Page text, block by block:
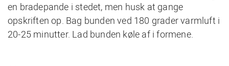
en bradepande i stedet, men husk at gange
opskriften op. Bag bunden ved 180 grader varmluft i
20-25 minutter. Lad bunden køle af i formene.